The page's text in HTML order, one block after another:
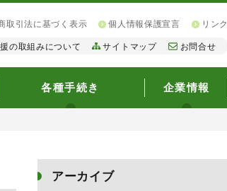
取引法に基づく表示 個人情報保護宣言 リンク
の取組みについて サイトマップ お問合せ
各種手続き 企業情報
アーカイブ